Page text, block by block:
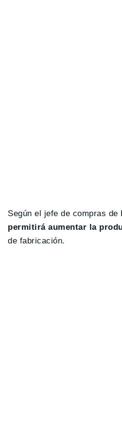
Según el jefe de compras
permitirá aumentar la
de fabricación.